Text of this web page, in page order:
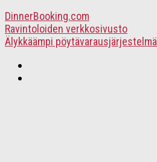
DinnerBooking.com
Ravintoloiden verkkosivusto
Älykkäämpi pöytävarausjärjestelmä